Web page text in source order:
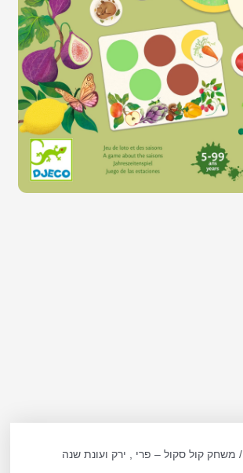
/ משחק קול סקול – פרי , ירק ועונת שנה